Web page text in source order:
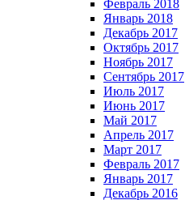
Февраль 2018
Январь 2018
Декабрь 2017
Октябрь 2017
Ноябрь 2017
Сентябрь 2017
Июль 2017
Июнь 2017
Май 2017
Апрель 2017
Март 2017
Февраль 2017
Январь 2017
Декабрь 2016